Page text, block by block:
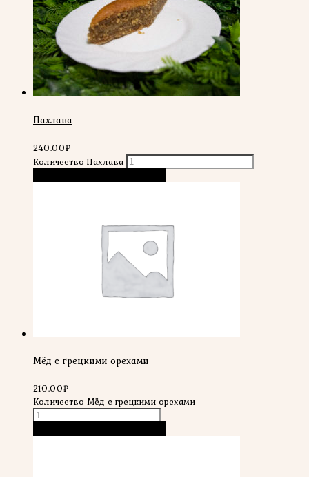
Пахлава
240.00₽
Количество Пахлава
Мёд с грецкими орехами
210.00₽
Количество Мёд с грецкими орехами